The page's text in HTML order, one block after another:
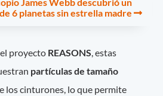
6 planetas sin estrella madre
proyecto REASONS, estas
partículas de tamaño
los cinturones, lo que permite